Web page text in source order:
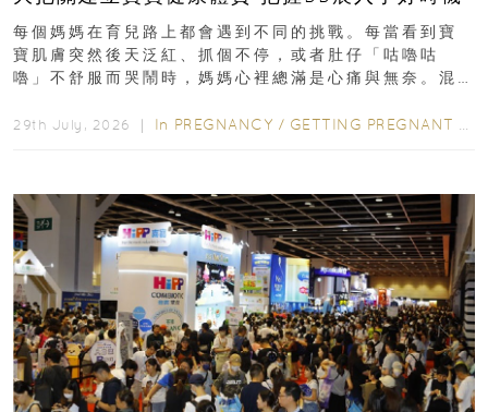
每個媽媽在育兒路上都會遇到不同的挑戰。每當看到寶
寶肌膚突然後天泛紅、抓個不停，或者肚仔「咕嚕咕
嚕」不舒服而哭鬧時，媽媽心裡總滿是心痛與無奈。混
29th July, 2026 ｜ In PREGNANCY / GETTING PREGNANT